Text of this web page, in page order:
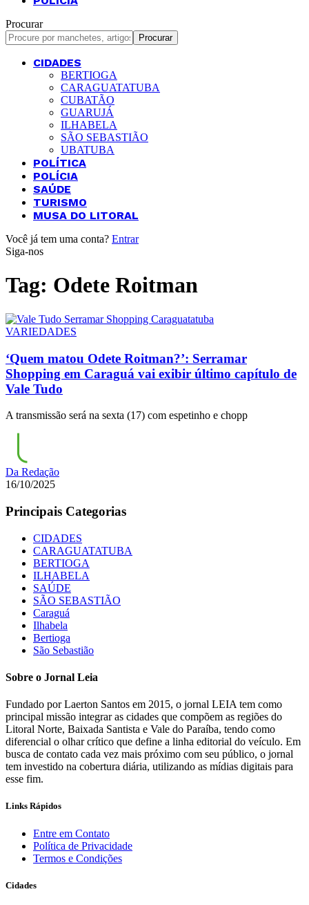
Procurar
CIDADES
BERTIOGA
CARAGUATATUBA
CUBATÃO
GUARUJÁ
ILHABELA
SÃO SEBASTIÃO
UBATUBA
POLÍTICA
POLÍCIA
SAÚDE
TURISMO
MUSA DO LITORAL
Você já tem uma conta? Entrar
Siga-nos
Tag: Odete Roitman
VARIEDADES
‘Quem matou Odete Roitman?’: Serramar
Shopping em Caraguá vai exibir último capítulo de
Vale Tudo
A transmissão será na sexta (17) com espetinho e chopp
Da Redação
16/10/2025
Principais Categorias
CIDADES
CARAGUATATUBA
BERTIOGA
ILHABELA
SAÚDE
SÃO SEBASTIÃO
Caraguá
Ilhabela
Bertioga
São Sebastião
Sobre o Jornal Leia
Fundado por Laerton Santos em 2015, o jornal LEIA tem como
principal missão integrar as cidades que compõem as regiões do
Litoral Norte, Baixada Santista e Vale do Paraíba, tendo como
diferencial o olhar crítico que define a linha editorial do veículo. Em
busca de contato cada vez mais próximo com seu público, o jornal
tem investido na cobertura diária, utilizando as mídias digitais para
esse fim.
Links Rápidos
Entre em Contato
Política de Privacidade
Termos e Condições
Cidades